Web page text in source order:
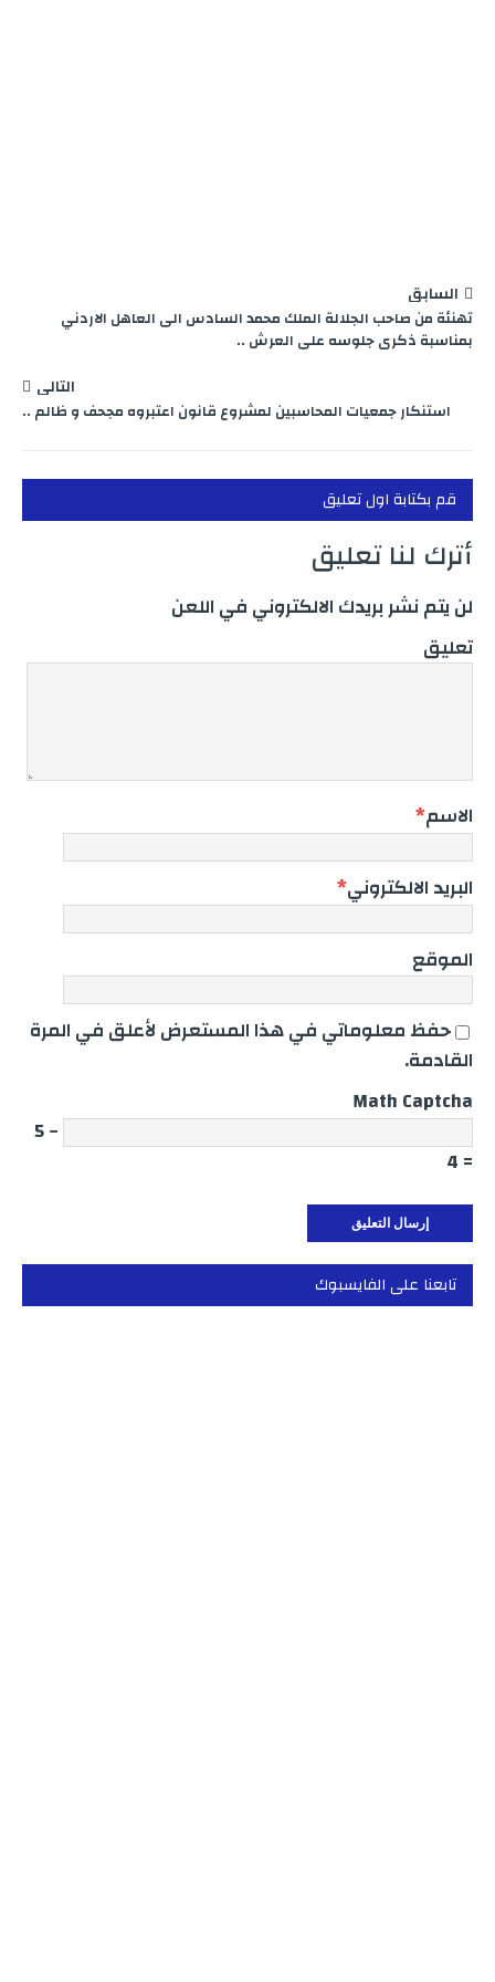
السابق
تهنئة من صاحب الجلالة الملك محمد السادس الى العاهل الاردني
بمناسبة ذكرى جلوسه على العرش ..
التالي
استنكار جمعيات المحاسبين لمشروع قانون اعتبروه مجحف و ظالم ..
قم بكتابة اول تعليق
أترك لنا تعليق
لن يتم نشر بريدك الالكتروني في اللعن
تعليق
الاسم*
البريد الالكتروني*
الموقع
حفظ معلوماتي في هذا المستعرض لأعلق في المرة
القادمة.
Math Captcha
− 5
= 4
تابعنا على الفايسبوك